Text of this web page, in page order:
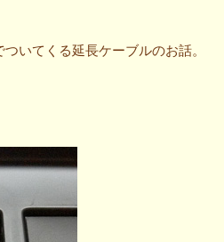
いてくる延長ケーブルのお話。